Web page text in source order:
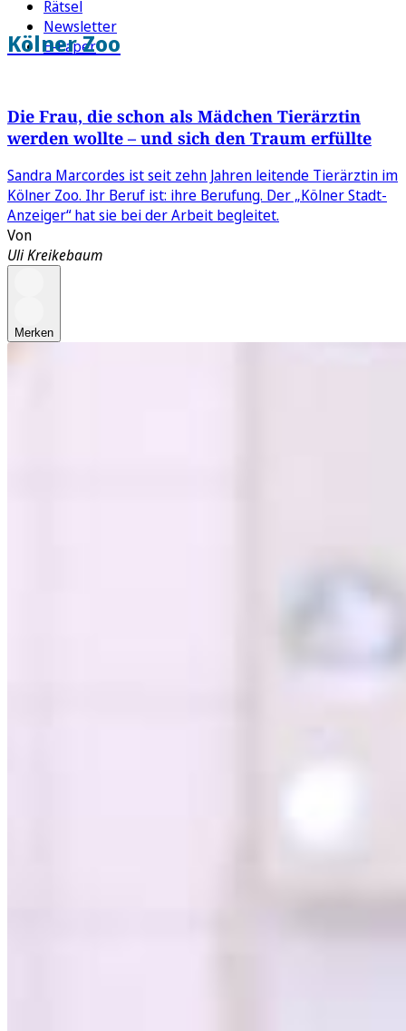
Rätsel
Newsletter
E-Paper
Kölner Zoo
Die Frau, die schon als Mädchen Tierärztin
werden wollte – und sich den Traum erfüllte
Sandra Marcordes ist seit zehn Jahren leitende Tierärztin im
Kölner Zoo. Ihr Beruf ist: ihre Berufung. Der „Kölner Stadt-
Anzeiger“ hat sie bei der Arbeit begleitet.
Von
Uli Kreikebaum
Merken